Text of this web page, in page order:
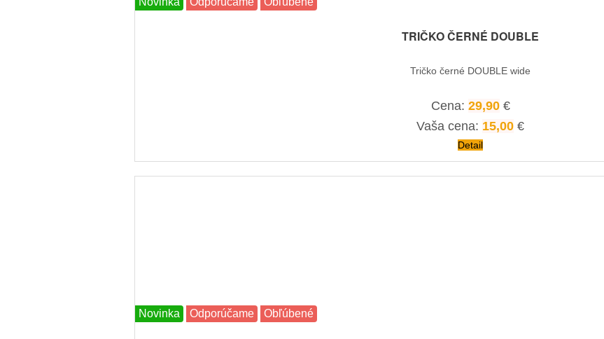
TRIČKO ČERNÉ DOUBLE
Tričko černé DOUBLE wide
Cena: 29,90€
Vaša cena: 15,00 €
Detail
Novinka Odporúčame Obľúbené